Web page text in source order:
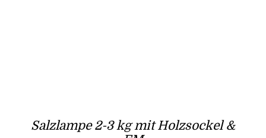
Salzlampe 2-3 kg mit Holzsockel &